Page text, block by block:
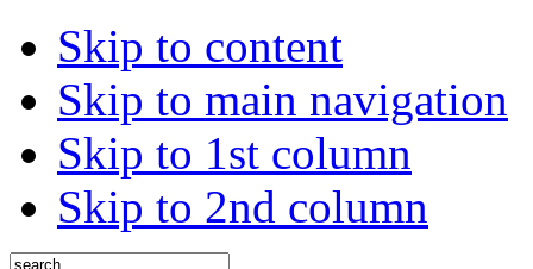
Skip to content
Skip to main navigation
Skip to 1st column
Skip to 2nd column